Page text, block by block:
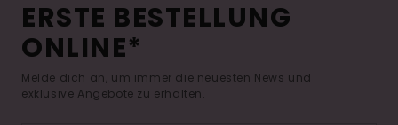
ERSTE BESTELLUNG
ONLINE*
Melde dich an, um immer die neuesten News und
exklusive Angebote zu erhalten.